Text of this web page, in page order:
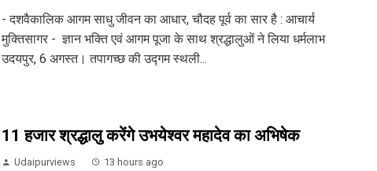
- दशवैकालिक आगम साधु जीवन का आधार, चौदह पूर्व का सार है : आचार्य
मुक्तिसागर - ज्ञान भक्ति एवं आगम पूजा के साथ श्रद्धालुओं ने लिया धर्मलाभ
उदयपुर, 6 अगस्त। तपागच्छ की उद्गम स्थली...
11 हजार श्रद्धालु करेंगे उभयेश्वर महादेव का अभिषेक
Udaipurviews 13 hours ago